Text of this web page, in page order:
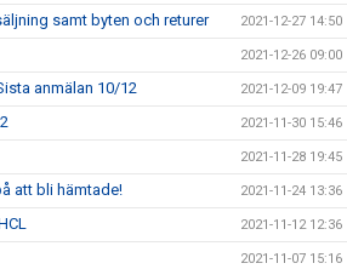
samt byten och returer 2021-12-27 14:50
2021-12-26 09:00
anmälan 10/12 2021-12-09 19:47
2021-11-30 15:46
2021-11-28 19:45
att bli hämtade! 2021-11-24 13:36
2021-11-12 12:36
2021-11-07 15:16